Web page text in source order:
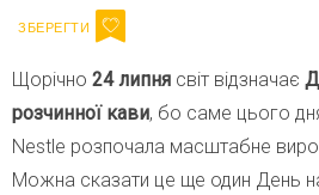
Щорічно 24 липня світ відзначає
розчинної кави, бо саме цього
Nestle розпочала масштабне
Можна сказати це ще один День